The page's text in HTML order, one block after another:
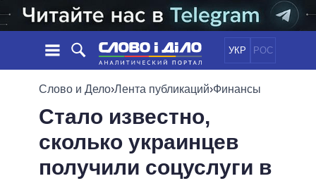
УКР РОС
НОВОСТИ
ЛЕНТА
СОБЫТИЯ
СТАТЬИ
МНЕНИЯ
ПОЛИТИКА
ЭКОНОМИКА
ОБЩЕСТВО
МИР
ОБЕЩАНИЯ
ПОЛИТИКИ
ВСЕ ПОЛИТИКИИНФОГРАФИКА
Слово и Дело›Лента публикаций›Финансы
Стало известно,
сколько украинцев
получили соцуслуги в